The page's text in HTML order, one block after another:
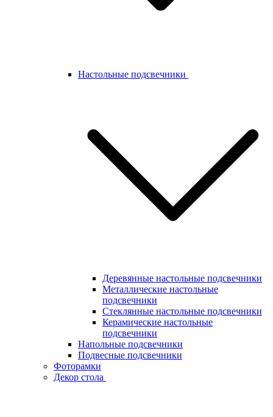
Настольные подсвечники
Деревянные настольные подсвечники
Металлические настольные
подсвечники
Стеклянные настольные подсвечники
Керамические настольные
подсвечники
Напольные подсвечники
Подвесные подсвечники
Фоторамки
Декор стола